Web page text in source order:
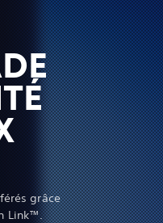
grâce
Link™.